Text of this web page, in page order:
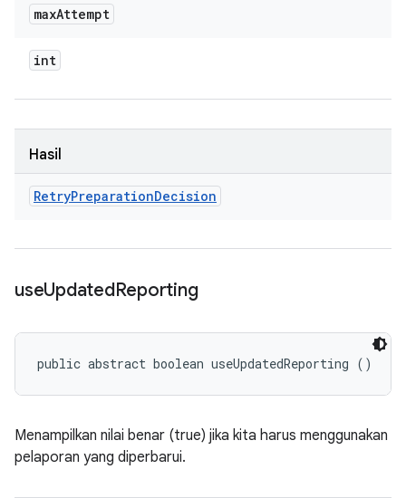
maxAttempt
int
Hasil
RetryPreparationDecision
useUpdatedReporting
public abstract boolean useUpdatedReporting ()
Menampilkan nilai benar (true) jika kita harus menggunakan
pelaporan yang diperbarui.